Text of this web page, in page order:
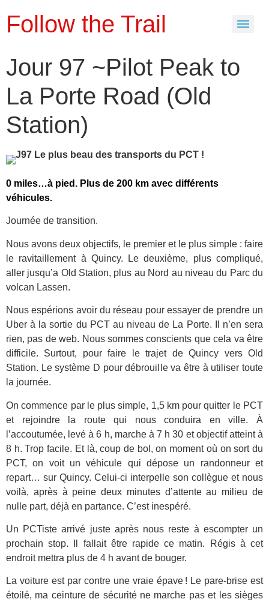
Follow the Trail
Jour 97 ~Pilot Peak to
La Porte Road (Old
Station)
0 miles…à pied. Plus de 200 km avec différents
véhicules.
Journée de transition.
Nous avons deux objectifs, le premier et le plus simple : faire
le ravitaillement à Quincy. Le deuxième, plus compliqué,
aller jusqu’a Old Station, plus au Nord au niveau du Parc du
volcan Lassen.
Nous espérions avoir du réseau pour essayer de prendre un
Uber à la sortie du PCT au niveau de La Porte. Il n’en sera
rien, pas de web. Nous sommes conscients que cela va être
difficile. Surtout, pour faire le trajet de Quincy vers Old
Station. Le système D pour débrouille va être à utiliser toute
la journée.
On commence par le plus simple, 1,5 km pour quitter le PCT
et rejoindre la route qui nous conduira en ville. À
l’accoutumée, levé à 6 h, marche à 7 h 30 et objectif atteint à
8 h. Trop facile. Et là, coup de bol, on moment où on sort du
PCT, on voit un véhicule qui dépose un randonneur et
repart… sur Quincy. Celui-ci interpelle son collègue et nous
voilà, après à peine deux minutes d’attente au milieu de
nulle part, déjà en partance. C’est inespéré.
Un PCTiste arrivé juste après nous reste à escompter un
prochain stop. Il fallait être rapide ce matin. Régis à cet
endroit mettra plus de 4 h avant de bouger.
La voiture est par contre une vraie épave ! Le pare-brise est
étoilé, ma ceinture de sécurité ne marche pas et les sièges